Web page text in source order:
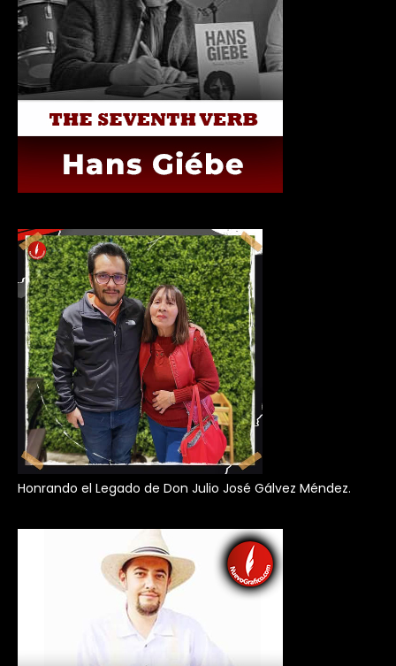
Honrando el Legado de Don Julio José Gálvez Méndez.